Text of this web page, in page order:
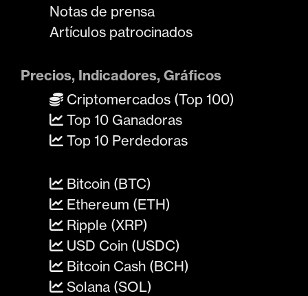
Notas de prensa
Artículos patrocinados
Precios, Indicadores, Gráficos
Criptomercados (Top 100)
Top 10 Ganadoras
Top 10 Perdedoras
Bitcoin (BTC)
Ethereum (ETH)
Ripple (XRP)
USD Coin (USDC)
Bitcoin Cash (BCH)
Solana (SOL)